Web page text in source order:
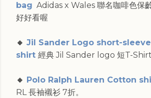
bag Adidas x Wales 聯名咖啡色保
好好看喔
🔸 Jil Sander Logo short-
shirt 經典 Jil Sander logo 短T-
🔸 Polo Ralph Lauren Cotton
RL 長袖襯衫 7折。